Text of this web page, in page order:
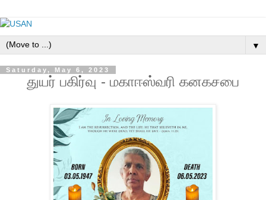
▼
Saturday, May 6, 2023
துயர் பகிர்வு - மகாஈஸ்வரி கனகசபை